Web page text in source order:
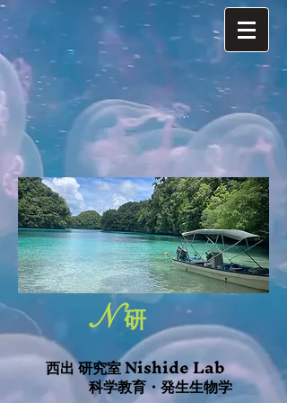
N 研
西出 研究室 Nishide Lab
科学教育・発生生物学